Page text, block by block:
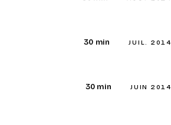
30 min JUIL. 2014
30 min JUIN 2014